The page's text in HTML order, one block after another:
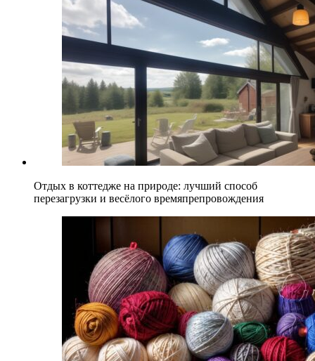
Отдых в коттедже на природе: лучший способ
перезагрузки и весёлого времяпрепровождения